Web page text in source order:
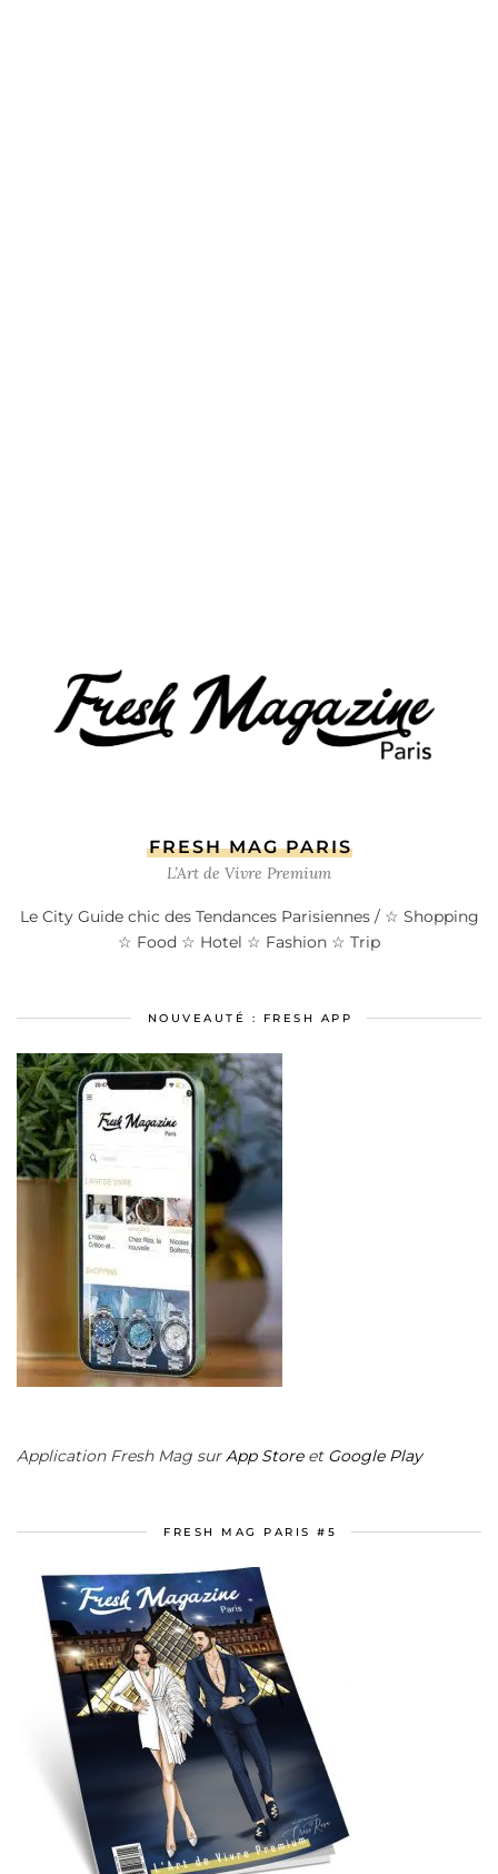
FRESH MAG PARIS
L’Art de Vivre Premium
Le City Guide chic des Tendances Parisiennes / ☆ Shopping
☆ Food ☆ Hotel ☆ Fashion ☆ Trip
NOUVEAUTÉ : FRESH APP
Application Fresh Mag surApp Storeet Google Play
FRESH MAG PARIS #5